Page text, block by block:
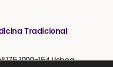
Tradicional
175 1000-154 Lisboa